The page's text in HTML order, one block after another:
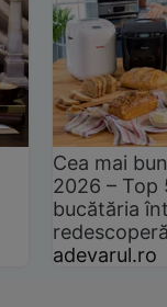
Cea mai
2026 –
bucătăria
adevarul.ro